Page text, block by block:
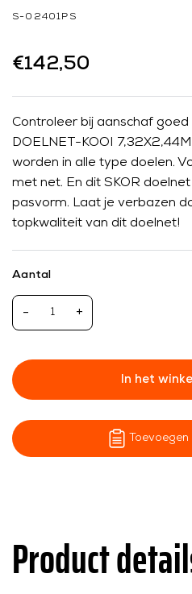
S-02401PS
€142,50
Controleer bij aanschaf
DOELNET-KOOI
worden in alle type doelen.
met net. En dit SKOR
pasvorm. Laat je verbazen
topkwaliteit van dit doelnet!
Aantal
- +
In het
Product